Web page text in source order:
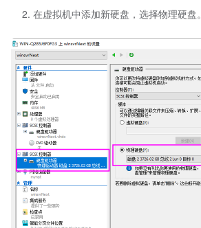
在虚拟机中添加新硬盘，选择物理硬盘。